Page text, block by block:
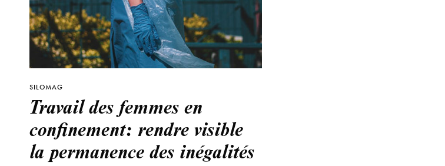
SILOMAG
Travail des femmes en
confinement: rendre visible
la permanence des inégalités